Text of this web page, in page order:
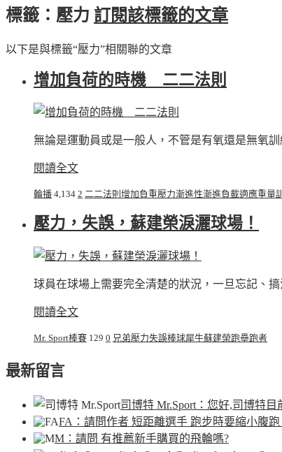
標籤：壓力 訂閱該標籤的文章
以下是與標籤“壓力”相關聯的文章
增加負荷的時機 二二法則
無論是運動員或是一般人，不管是有氧還是無氧
閱讀全文
輪播 4,134 2 二二法則 增加負重壓力漸進性漸進負載適應重量
壓力，失誤，蘇建榮淚灑球場！
球員在球場上需要完全清楚的狀況，一旦忘記、
閱讀全文
Mr. Sport棒賽 129 0 兄弟壓力失誤棒球犀牛蘇建榮跑壘跑者
最新留言
司博特 Mr.Sport ：您好,司博特
FA ：請問作者 短距離選手 跑步時要縮小腹
M ：請問 有推薦新手購買的飛輪嗎?